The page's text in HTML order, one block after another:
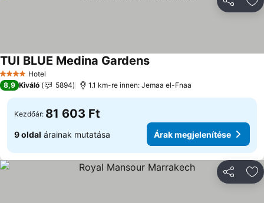
4 KategóriaHotel
TUI BLUE Medina Gardens
8,9 Kiváló 5894 1.1 km-re innen: Jemaa el-Fnaa
Kezdőár: 81 603 Ft
9 oldal árainak mutatása Árak megjelenítése